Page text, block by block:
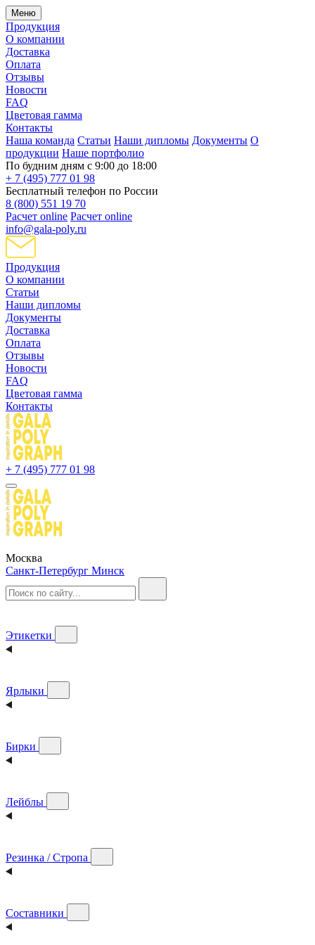
Меню
Продукция
О компании
Доставка
Оплата
Отзывы
Новости
FAQ
Цветовая гамма
Контакты
Наша команда Статьи Наши дипломы Документы О
продукции Наше портфолио
По будним дням с 9:00 до 18:00
+ 7 (495) 777 01 98
Бесплатный телефон по России
8 (800) 551 19 70
Расчет online Расчет online
info@gala-poly.ru
Продукция
О компании
Статьи
Наши дипломы
Документы
Доставка
Оплата
Отзывы
Новости
FAQ
Цветовая гамма
Контакты
+ 7 (495) 777 01 98
Москва
Санкт-Петербург Минск
Этикетки
Ярлыки
Бирки
Лейблы
Резинка / Стропа
Составники